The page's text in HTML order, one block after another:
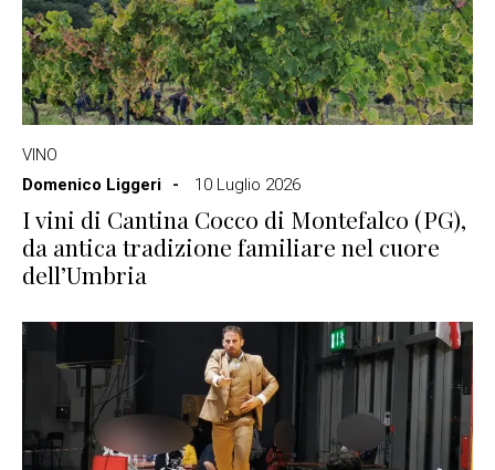
VINO
Domenico Liggeri
10 Luglio 2026
I vini di Cantina Cocco di Montefalco (PG),
da antica tradizione familiare nel cuore
dell’Umbria